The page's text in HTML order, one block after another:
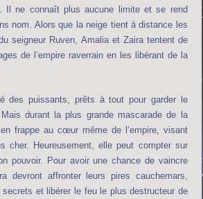
Il ne connaît plus aucune limite et se rend
nom. Alors que la neige tient à distance les
seigneur Ruven, Amalia et Zaira tentent de
de l’empire raverrain en les libérant de la
des puissants, prêts à tout pour garder le
durant la plus grande mascarade de la
frappe au cœur même de l’empire, visant
cher. Heureusement, elle peut compter sur
pouvoir. Pour avoir une chance de vaincre
devront affronter leurs pires cauchemars,
secrets et libérer le feu le plus destructeur de